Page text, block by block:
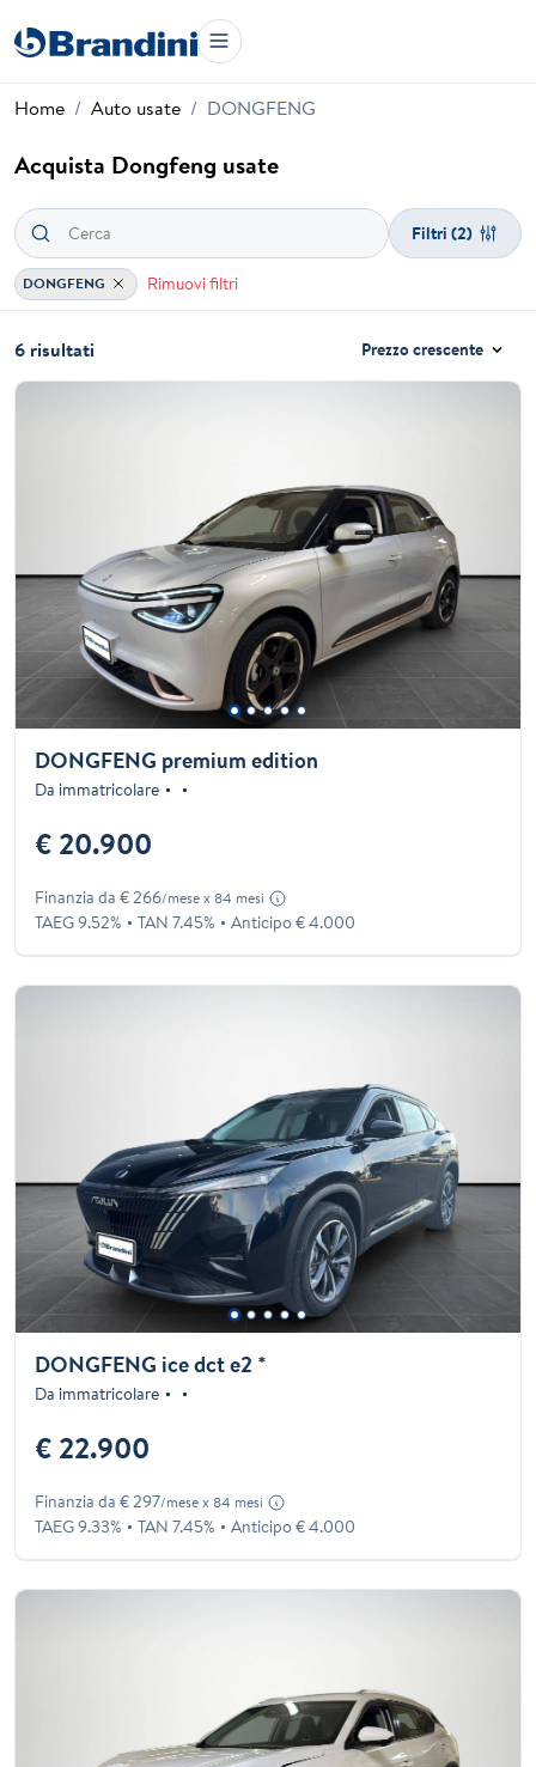
Home Auto usate DONGFENG
Acquista Dongfeng usate
Filtri (2)
DONGFENG Rimuovi filtri
6 risultati Prezzo crescente
DONGFENG premium edition
Da immatricolare
€ 20.900
Finanzia da € 266/mese x 84 mesi
TAEG 9.52% TAN 7.45% Anticipo € 4.000
DONGFENG ice dct e2 *
Da immatricolare
€ 22.900
Finanzia da € 297/mese x 84 mesi
TAEG 9.33% TAN 7.45% Anticipo € 4.000